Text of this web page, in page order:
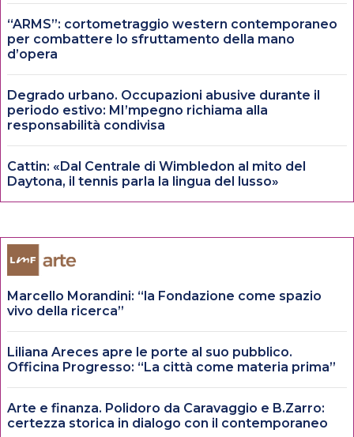
“ARMS”: cortometraggio western contemporaneo
per combattere lo sfruttamento della mano
d’opera
Degrado urbano. Occupazioni abusive durante il
periodo estivo: MI’mpegno richiama alla
responsabilità condivisa
Cattin: «Dal Centrale di Wimbledon al mito del
Daytona, il tennis parla la lingua del lusso»
Marcello Morandini: “la Fondazione come spazio
vivo della ricerca”
Liliana Areces apre le porte al suo pubblico.
Officina Progresso: “La città come materia prima”
Arte e finanza. Polidoro da Caravaggio e B.Zarro:
certezza storica in dialogo con il contemporaneo